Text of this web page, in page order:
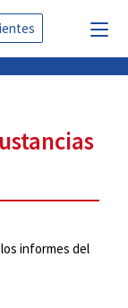
informes del